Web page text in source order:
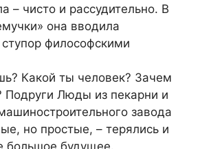
– чисто и рассудительно. В
она вводила
философскими
Какой ты человек? Зачем
Подруги Люды из пекарни и
завода
но простые, – терялись и